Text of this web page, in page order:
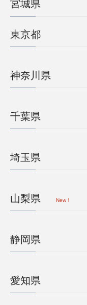
宮城県
東京都
神奈川県
千葉県
埼玉県
山梨県 New！
静岡県
愛知県